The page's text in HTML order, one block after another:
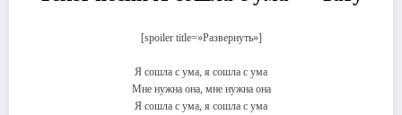
[spoiler title=»Развернуть»]
Я сошла с ума, я сошла с ума
Мне нужна она, мне нужна она
Я сошла с ума, я сошла с ума